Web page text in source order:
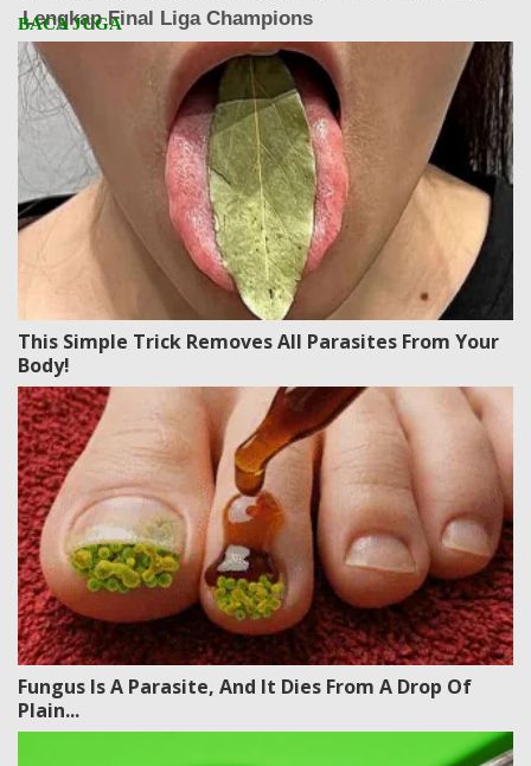
This Simple Trick Removes All Parasites From Your
Body!
Fungus Is A Parasite, And It Dies From A Drop Of
Plain...